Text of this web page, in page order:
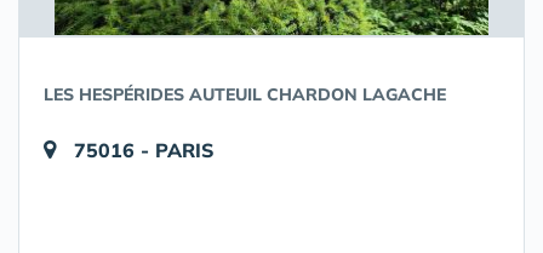
LES HESPÉRIDES AUTEUIL CHARDON LAGACHE
75016 - PARIS